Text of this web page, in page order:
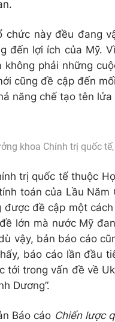
chức này đều đang
đến lợi ích của Mỹ.
phải những
cũng đề cập đến
năng chế tạo tên
khoa Chính trị quốc
trị quốc tế thuộc
toán của Lầu
đề cập một
lớn mà nước Mỹ
vậy, bản báo cáo
báo cáo lần đầu
tới trong vấn đề về
Dương”.
Báo cáo Chiến lược